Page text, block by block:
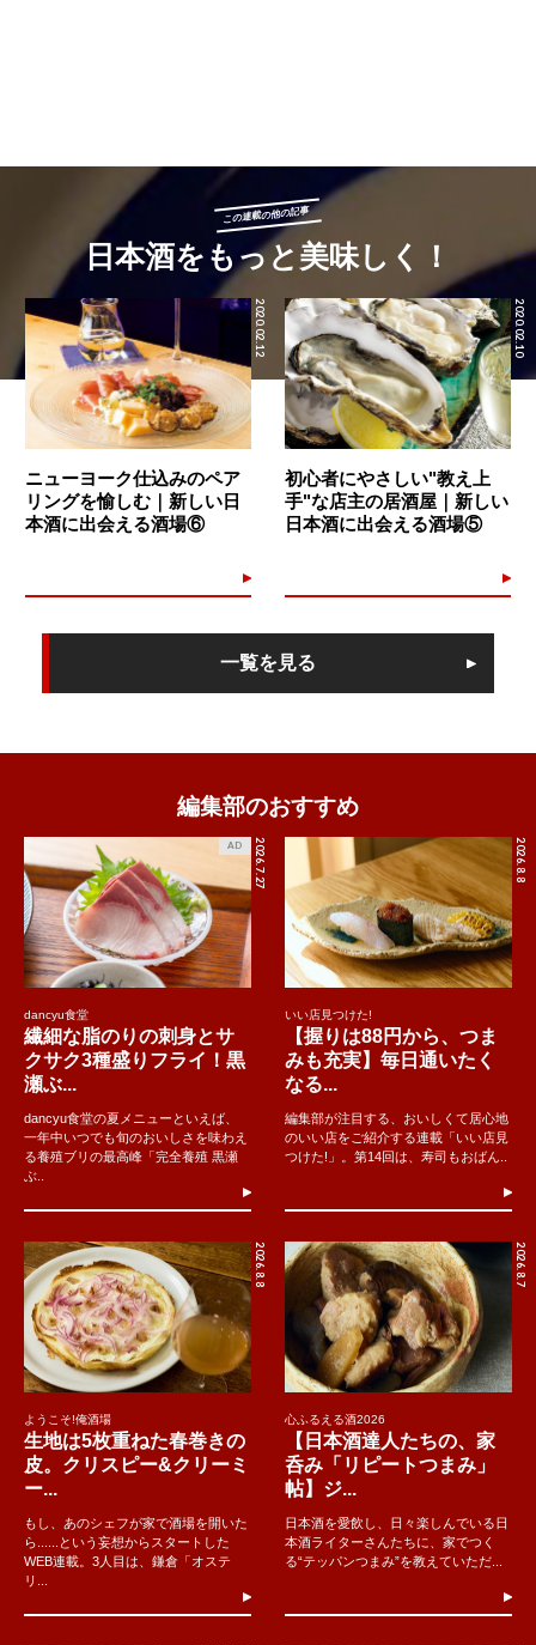
この連載の他の記事
日本酒をもっと美味しく！
2020.02.12
ニューヨーク仕込みのペア
リングを愉しむ｜新しい日
本酒に出会える酒場⑥
2020.02.10
初心者にやさしい"教え上
手"な店主の居酒屋｜新しい
日本酒に出会える酒場⑤
一覧を見る
編集部のおすすめ
2026.7.27
AD
dancyu食堂
繊細な脂のりの刺身とサ
クサク3種盛りフライ！黒
瀬ぶ...
dancyu食堂の夏メニューといえば、
一年中いつでも旬のおいしさを味わえ
る養殖ブリの最高峰「完全養殖 黒瀬
ぶ..
2026.8.8
いい店見つけた!
【握りは88円から、つま
みも充実】毎日通いたく
なる...
編集部が注目する、おいしくて居心地
のいい店をご紹介する連載「いい店見
つけた!」。第14回は、寿司もおばん..
2026.8.8
ようこそ!俺酒場
生地は5枚重ねた春巻きの
皮。クリスピー&クリーミ
ー...
もし、あのシェフが家で酒場を開いた
ら......という妄想からスタートした
WEB連載。3人目は、鎌倉「オステ
リ...
2026.8.7
心ふるえる酒2026
【日本酒達人たちの、家
呑み「リピートつまみ」
帖】ジ...
日本酒を愛飲し、日々楽しんでいる日
本酒ライターさんたちに、家でつく
る“テッパンつまみ”を教えていただ...